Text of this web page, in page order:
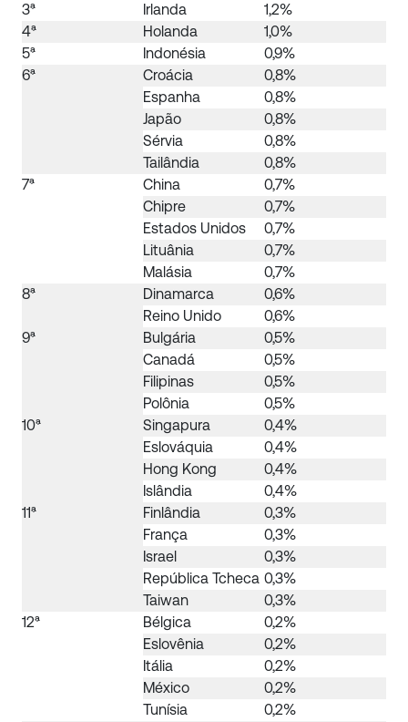
3ª
Irlanda
1,2%
4ª
Holanda
1,0%
5ª
Indonésia
0,9%
6ª
Croácia
0,8%
Espanha
0,8%
Japão
0,8%
Sérvia
0,8%
Tailândia
0,8%
7ª
China
0,7%
Chipre
0,7%
Estados Unidos
0,7%
Lituânia
0,7%
Malásia
0,7%
8ª
Dinamarca
0,6%
Reino Unido
0,6%
9ª
Bulgária
0,5%
Canadá
0,5%
Filipinas
0,5%
Polônia
0,5%
10ª
Singapura
0,4%
Eslováquia
0,4%
Hong Kong
0,4%
Islândia
0,4%
11ª
Finlândia
0,3%
França
0,3%
Israel
0,3%
República Tcheca 0,3%
Taiwan
0,3%
12ª
Bélgica
0,2%
Eslovênia
0,2%
Itália
0,2%
México
0,2%
Tunísia
0,2%